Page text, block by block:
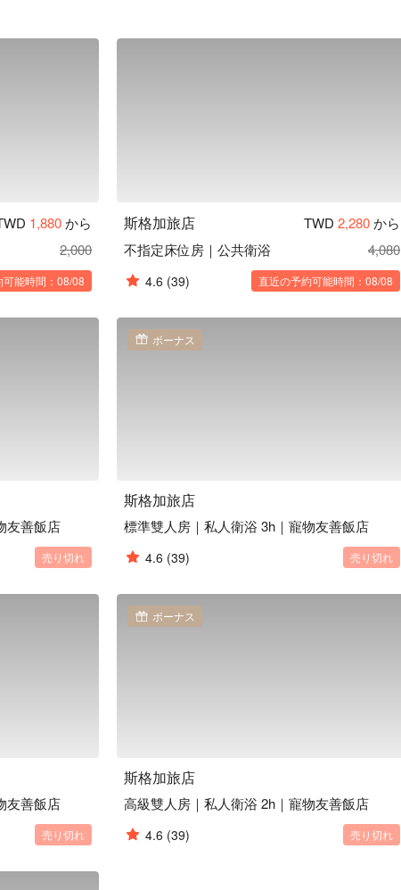
1,880から
2,000
可能時間：08/08
斯格加旅店 TWD 2,280から
不指定床位房｜公共衛浴
4,080
4.6 (39) 直近の予約可能時間：08/08
友善飯店
売り切れ
ボーナス
斯格加旅店
標準雙人房｜私人衛浴 3h｜寵物友善飯店
4.6 (39) 売り切れ
友善飯店
売り切れ
ボーナス
斯格加旅店
高級雙人房｜私人衛浴 2h｜寵物友善飯店
4.6 (39) 売り切れ